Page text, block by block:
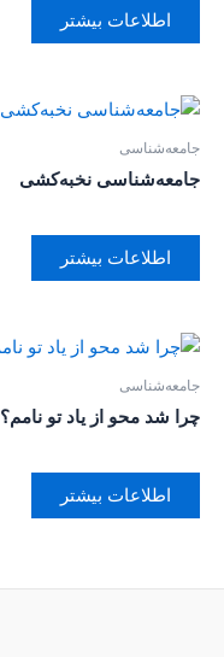
اطلاعات بیشتر
جامعه‌شناسی
جامعه‌شناسی نخبه‌کشی
اطلاعات بیشتر
جامعه‌شناسی
چرا شد محو از یاد تو نامم؟
اطلاعات بیشتر